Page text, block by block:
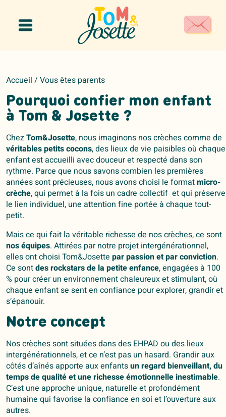
Accueil / Vous êtes parents
Pourquoi confier mon enfant
à Tom & Josette ?
ChezTom&Josette, nous imaginons nos crèches comme de
véritables petits cocons, des lieux de vie paisibles où chaque
enfant est accueilli avec douceur et respecté dans son
rythme. Parce que nous savons combien les premières
années sont précieuses, nous avons choisi le formatmicro-
crèche, qui permet à la fois un cadre collectif et qui préserve
le lien individuel, une attention fine portée à chaque tout-
petit.
Mais ce qui fait la véritable richesse de nos crèches, ce sont
nos équipes. Attirées par notre projet intergénérationnel,
elles ont choisi Tom&Josette par passion et par conviction.
Ce sontdes rockstars de la petite enfance, engagées à 100
% pour créer un environnement chaleureux et stimulant, où
chaque enfant se sent en confiance pour explorer, grandir et
s’épanouir.
Notre concept
Nos crèches sont situées dans des EHPAD ou des lieux
intergénérationnels, et ce n’est pas un hasard. Grandir aux
côtés d’aînés apporte aux enfantsun regard bienveillant, du
temps de qualité et une richesse émotionnelle inestimable.
C’est une approche unique, naturelle et profondément
humaine qui favorise la confiance en soi et l’ouverture aux
autres.
Panneau de gestion des cookies